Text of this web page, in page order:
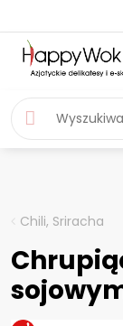
Chili, Sriracha